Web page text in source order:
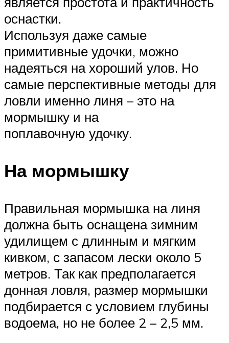
оснастки.
Используя даже самые
примитивные удочки, можно
надеяться на хороший улов. Но
самые перспективные методы для
ловли именно линя – это на
мормышку и на
поплавочную удочку.
На мормышку
Правильная мормышка на линя
должна быть оснащена зимним
удилищем с длинным и мягким
кивком, с запасом лески около 5
метров. Так как предполагается
донная ловля, размер мормышки
подбирается с условием глубины
водоема, но не более 2 – 2,5 мм.